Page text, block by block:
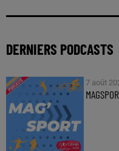
DERNIERS PODCASTS
7 août